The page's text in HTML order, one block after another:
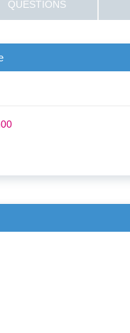
QUESTIONS